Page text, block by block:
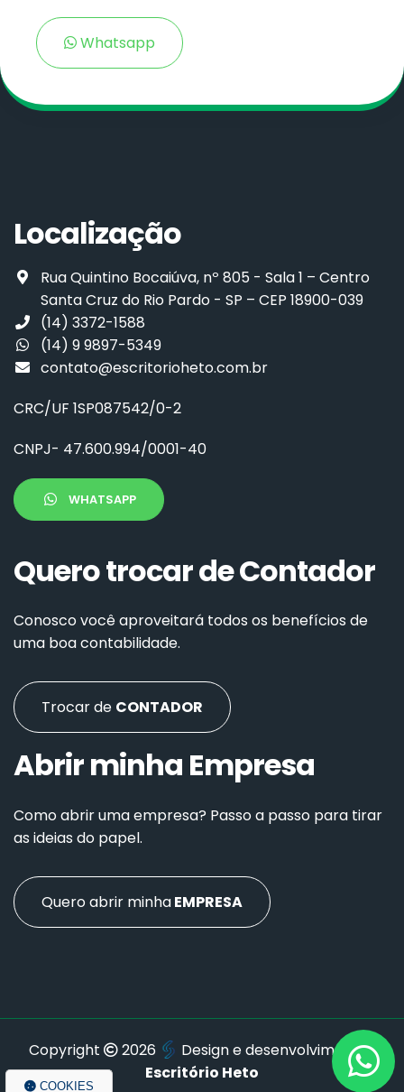
Whatsapp
Localização
Rua Quintino Bocaiúva, nº 805 - Sala 1 – Centro
Santa Cruz do Rio Pardo - SP – CEP 18900-039
(14) 3372-1588
(14) 9 9897-5349
contato@escritorioheto.com.br
CRC/UF 1SP087542/0-2
CNPJ- 47.600.994/0001-40
WHATSAPP
Quero trocar de Contador
Conosco você aproveitará todos os benefícios de
uma boa contabilidade.
Trocar de CONTADOR
Abrir minha Empresa
Como abrir uma empresa? Passo a passo para tirar
as ideias do papel.
Quero abrir minhaEMPRESA
Copyright 2026 Design e desenvolvimento|
Escritório Heto
COOKIES